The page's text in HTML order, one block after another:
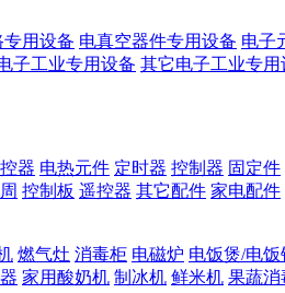
用设备 电真空器件专用设备 电子
子工业专用设备 其它电子工业专用
器 电热元件 定时器 控制器 固定件
控制板 遥控器 其它配件 家电配件
燃气灶 消毒柜 电磁炉 电饭煲/电饭
家用酸奶机 制冰机 鲜米机 果蔬消